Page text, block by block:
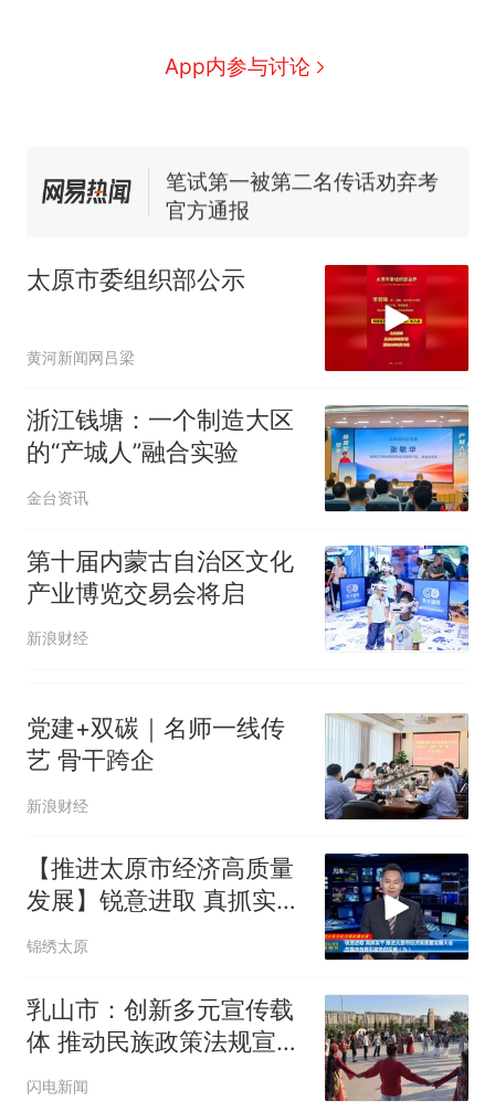
App内参与讨论
协会回应
台风"白海豚"中心附近最大风
已叫停招聘，成立调查组全面
核查
笔试第一被第二名传话劝弃考
官方通报
43.98万起
热
那个在床头放菜刀的女孩，
因老师一句“跟我回家”改写了
太原市委组织部公示
黄河新闻网吕梁
浙江钱塘：一个制造大区
的“产城人”融合实验
金台资讯
第十届内蒙古自治区文化
产业博览交易会将启
新浪财经
党建+双碳｜名师一线传
艺 骨干跨企
新浪财经
【推进太原市经济高质量
发展】锐意进取 真抓实干
推进太原市经济高质量发
烈反响（九）
锦绣太原
乳山市：创新多元宣传载
体 推动民族政策法规宣传
走深走实
闪电新闻